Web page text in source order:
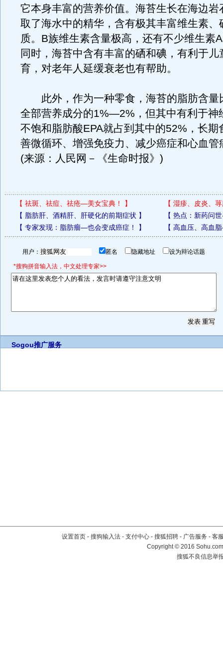
它本身丰富的营养价值。海苔生长在海边岩
取了海水中的精华，含有极其丰富维生素、
质。B族维生素含量极高，还有不少维生素
同时，海苔中含有丰富的硒和碘，有利于儿
育，对老年人延缓衰老也有帮助。
此外，作为一种零食，海苔的脂肪含量
全部营养成分的1%—2%，但其中有利于神
不饱和脂肪酸EPA就占到其中的52%，长期
善微循环、增强免疫力、减少癌症和心血管
(来源：人民网－《生命时报》)
【 祛斑、祛痘、祛疮—美女宝典！ 】 【 湿疹、皮炎、
【 脂肪肝、酒精肝、肝硬化的前期症状 】 【 热点：新药问
【 专家发现：脂肪瘤—也会变成癌症！ 】 【 高血压、高血
用户： 匿名 隐藏地址 设为辩论话题
*搜狗拼音输入法，中文处理专家>>
Sogou推广服务
设置首页 - 搜狗输入法 - 支付中心 - 搜狐招聘 - 广告服务 - 客
Copyright©2016
搜狐不良信息举